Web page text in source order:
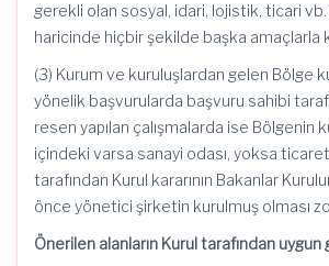
gerekli olan sosyal, idari, lojistik, ticari
haricinde hiçbir şekilde başka amaçlarla
(3) Kurum ve kuruluşlardan gelen Bölge
yönelik başvurularda başvuru sahibi
resen yapılan çalışmalarda ise Bölgenin
içindeki varsa sanayi odası, yoksa
tarafından Kurul kararının Bakanlar
önce yönetici şirketin kurulmuş olması
Önerilen alanların Kurul tarafından